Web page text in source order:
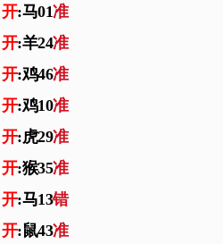
开:马01准
开:羊24准
开:鸡46准
开:鸡10准
开:虎29准
开:猴35准
开:马13错
开:鼠43准